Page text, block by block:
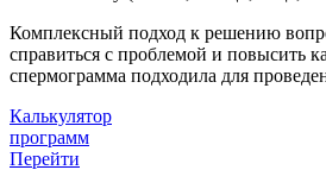
Комплексный подход к решению
справиться с проблемой и повысить
спермограмма подходила для
Калькулятор
программ
Перейти